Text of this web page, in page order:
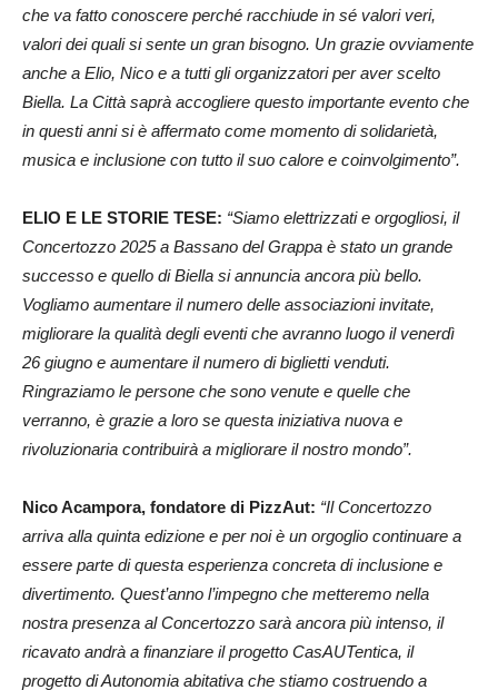
che va fatto conoscere perché racchiude in sé valori veri,
valori dei quali si sente un gran bisogno. Un grazie ovviamente
anche a Elio, Nico e a tutti gli organizzatori per aver scelto
Biella. La Città saprà accogliere questo importante evento che
in questi anni si è affermato come momento di solidarietà,
musica e inclusione con tutto il suo calore e coinvolgimento”.
ELIO E LE STORIE TESE: “Siamo elettrizzati e orgogliosi, il
Concertozzo 2025 a Bassano del Grappa è stato un grande
successo e quello di Biella si annuncia ancora più bello.
Vogliamo aumentare il numero delle associazioni invitate,
migliorare la qualità degli eventi che avranno luogo il venerdì
26 giugno e aumentare il numero di biglietti venduti.
Ringraziamo le persone che sono venute e quelle che
verranno, è grazie a loro se questa iniziativa nuova e
rivoluzionaria contribuirà a migliorare il nostro mondo”.
Nico Acampora, fondatore di PizzAut: “Il Concertozzo
arriva alla quinta edizione e per noi è un orgoglio continuare a
essere parte di questa esperienza concreta di inclusione e
divertimento. Quest’anno l’impegno che metteremo nella
nostra presenza al Concertozzo sarà ancora più intenso, il
ricavato andrà a finanziare il progetto CasAUTentica, il
progetto di Autonomia abitativa che stiamo costruendo a